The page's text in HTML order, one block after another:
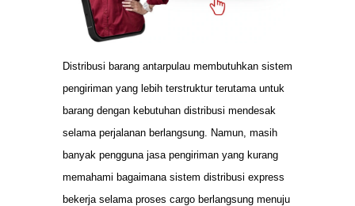
Distribusi barang antarpulau membutuhkan sistem
pengiriman yang lebih terstruktur terutama untuk
barang dengan kebutuhan distribusi mendesak
selama perjalanan berlangsung. Namun, masih
banyak pengguna jasa pengiriman yang kurang
memahami bagaimana sistem distribusi express
bekerja selama proses cargo berlangsung menuju